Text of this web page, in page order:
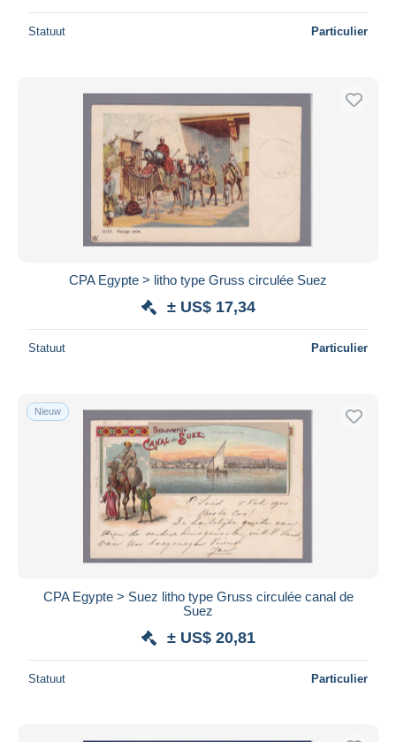
Statuut Particulier
CPA Egypte > litho type Gruss circulée Suez
± US$ 17,34
Statuut Particulier
Nieuw
CPA Egypte > Suez litho type Gruss circulée canal de
Suez
± US$ 20,81
Statuut Particulier